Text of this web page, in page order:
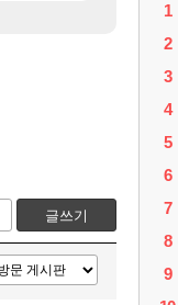
글쓰기
1
2
3
4
5
6
7
8
9